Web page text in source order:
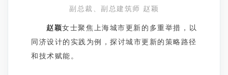
副总裁、副总建筑师 赵颖
赵颖女士聚焦上海城市更新的多重举措，以
同济设计的实践为例，探讨城市更新的策略路径
和技术赋能。